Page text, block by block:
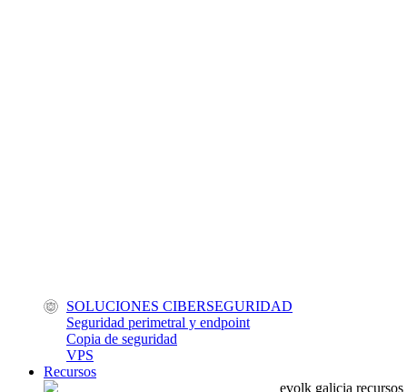
SOLUCIONES CIBERSEGURIDAD
Seguridad perimetral y endpoint
Copia de seguridad
VPS
Recursos